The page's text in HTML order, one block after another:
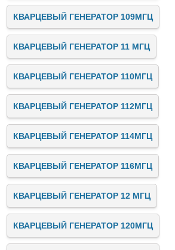
КВАРЦЕВЫЙ ГЕНЕРАТОР 109МГЦ
КВАРЦЕВЫЙ ГЕНЕРАТОР 11 МГЦ
КВАРЦЕВЫЙ ГЕНЕРАТОР 110МГЦ
КВАРЦЕВЫЙ ГЕНЕРАТОР 112МГЦ
КВАРЦЕВЫЙ ГЕНЕРАТОР 114МГЦ
КВАРЦЕВЫЙ ГЕНЕРАТОР 116МГЦ
КВАРЦЕВЫЙ ГЕНЕРАТОР 12 МГЦ
КВАРЦЕВЫЙ ГЕНЕРАТОР 120МГЦ